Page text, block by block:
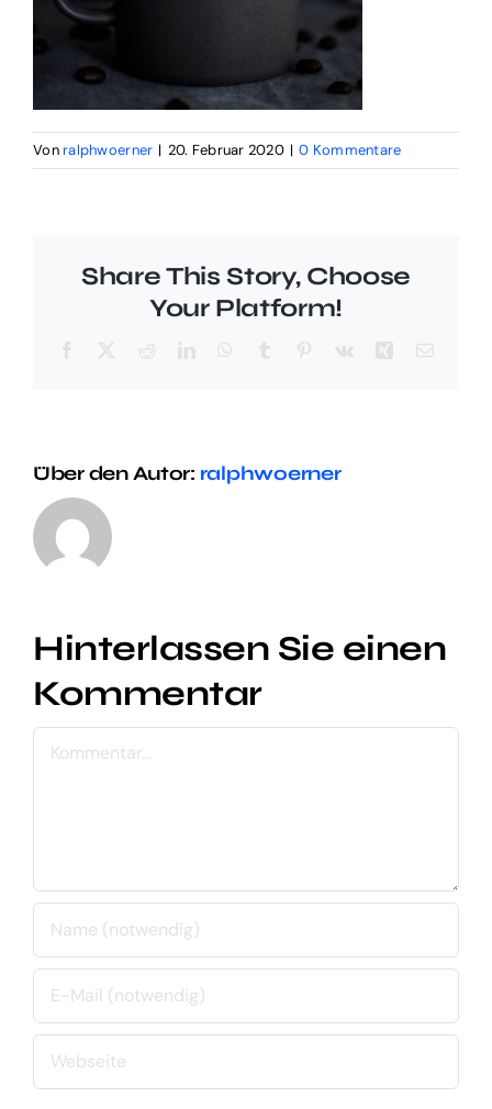
Vonralphwoerner | 20. Februar 2020 | 0 Kommentare
Share This Story, Choose
Your Platform!
Facebook RedditLinkedInWhatsApp
Tumblr Pinterest
Vk XingE-
Über den Autor: ralphwoerner
Hinterlassen Sie einen
Kommentar
Kommentar